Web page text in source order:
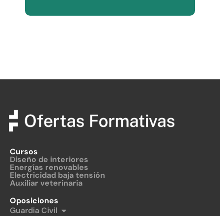
Cursos
Diseño de interiores
Energías renovables
Electricidad baja tensión
Auxiliar veterinaria
Oposiciones
Guardia Civil